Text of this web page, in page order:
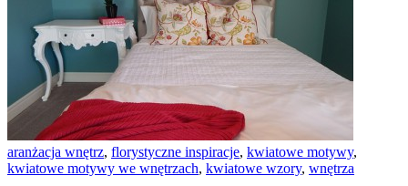
aranżacja wnętrz, florystyczne inspiracje, kwiatowe motywy,
kwiatowe motywy we wnętrzach, kwiatowe wzory, wnętrza